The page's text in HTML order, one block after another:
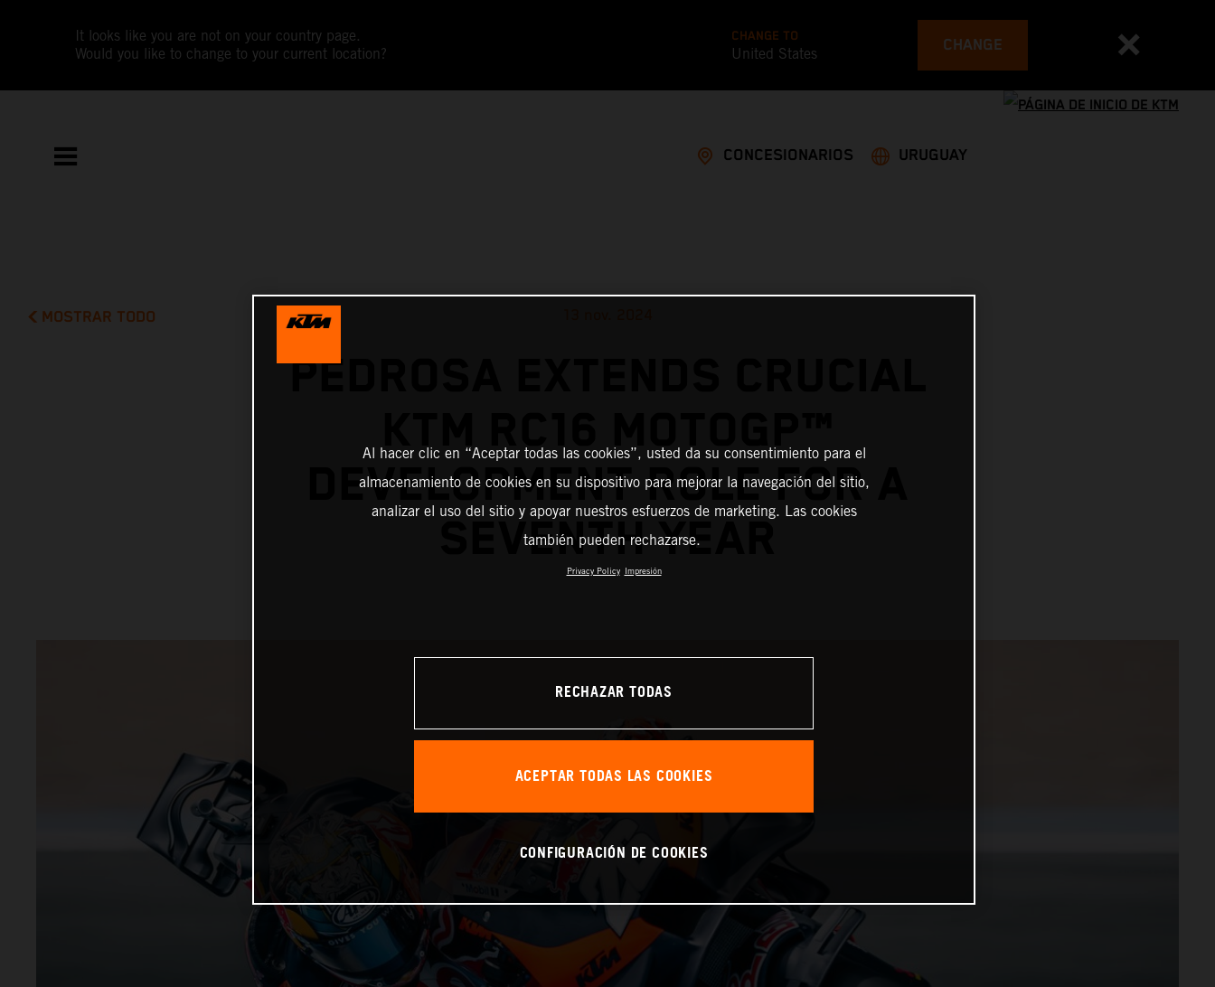
It looks like you are not on your country page.
Would you like to change to your current location?
CHANGE TO
United States CHANGE
CONCESIONARIOS URUGUAY
MOSTRAR TODO
PEDROSA EXTENDS CRUCIAL
DEVELOPMENT ROLE FOR A
SEVENTH YEAR
Al hacer clic en “Aceptar todas las cookies”, usted da su consentimiento para el
almacenamiento de cookies en su dispositivo para mejorar la navegación del sitio,
analizar el uso del sitio y apoyar nuestros esfuerzos de marketing. Las cookies
también pueden rechazarse.
Privacy Policy Impresión
RECHAZAR TODAS
ACEPTAR TODAS LAS COOKIES
CONFIGURACIÓN DE COOKIES